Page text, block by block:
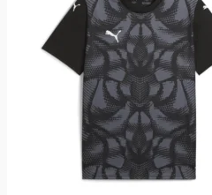
する声も32.7%に！
2026年6月15日
応援ユニフォーム、約53％が「会場に
ームへの愛情が伝わる応援スタイルとは